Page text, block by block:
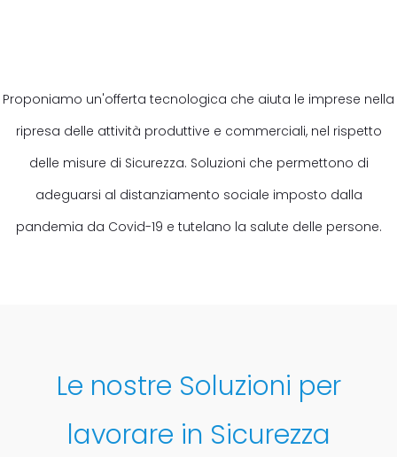
Proponiamo un'offerta tecnologica che aiuta le imprese nella
ripresa delle attività produttive e commerciali, nel rispetto
delle misure di Sicurezza. Soluzioni che permettono di
adeguarsi al distanziamento sociale imposto dalla
pandemia da Covid-19 e tutelano la salute delle persone.
Le nostre Soluzioni per
lavorare in Sicurezza